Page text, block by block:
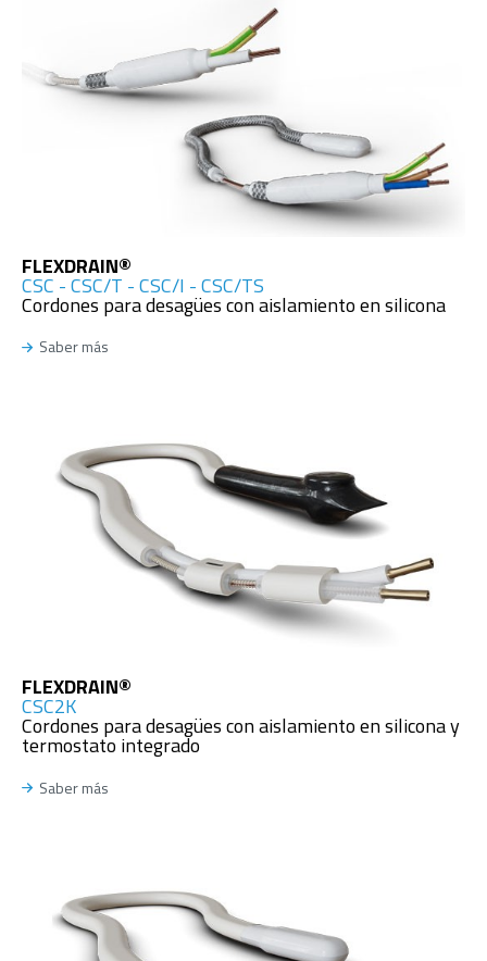
FLEXDRAIN®
CSC - CSC/T - CSC/I - CSC/TS
Cordones para desagües con aislamiento en silicona
Saber más
FLEXDRAIN®
CSC2K
Cordones para desagües con aislamiento en silicona y
termostato integrado
Saber más